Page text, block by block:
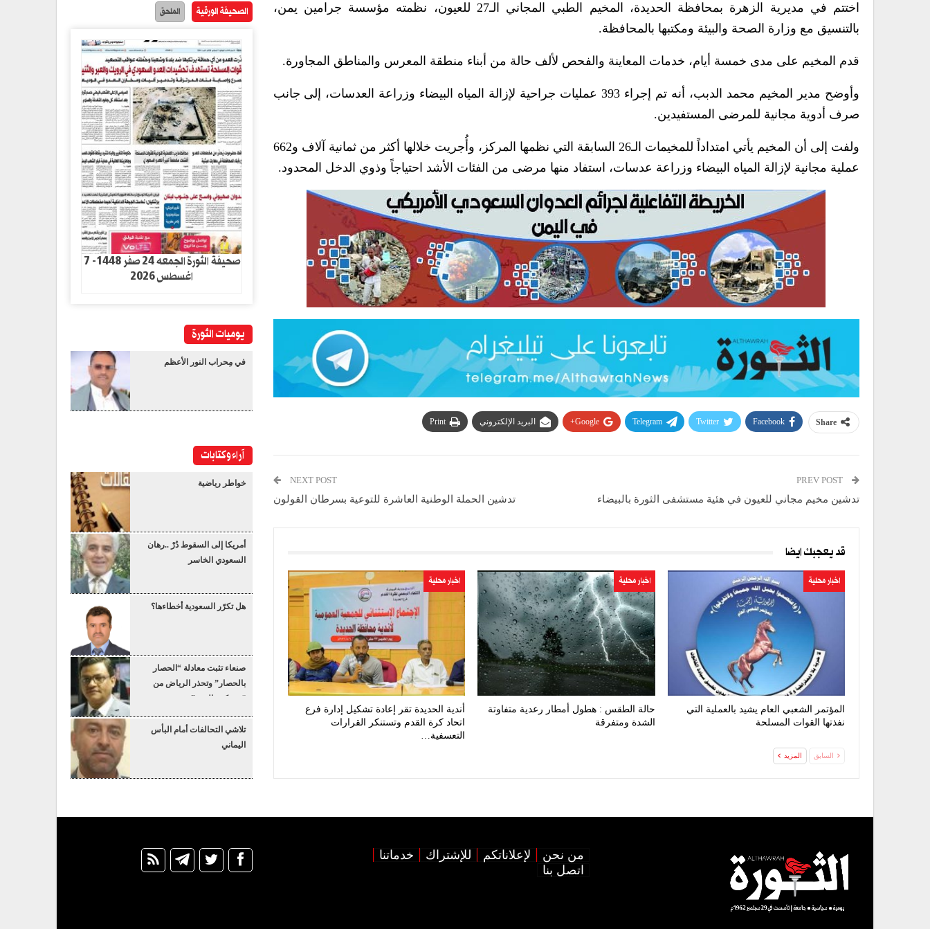
اختتم في مديرية الزهرة بمحافظة الحديدة، المخيم الطبي المجاني الـ27 للعيون، نظمته مؤسسة جرامين يمن،
بالتنسيق مع وزارة الصحة والبيئة ومكتبها بالمحافظة.
قدم المخيم على مدى خمسة أيام، خدمات المعاينة والفحص لألف حالة من أبناء منطقة المعرس والمناطق المجاورة.
وأوضح مدير المخيم محمد الدبب، أنه تم إجراء 393 عمليات جراحية لإزالة المياه البيضاء وزراعة العدسات، إلى جانب
صرف أدوية مجانية للمرضى المستفيدين.
ولفت إلى أن المخيم يأتي امتداداً للمخيمات الـ26 السابقة التي نظمها المركز، وأُجريت خلالها أكثر من ثمانية آلاف و662
عملية مجانية لإزالة المياه البيضاء وزراعة عدسات، استفاد منها مرضى من الفئات الأشد احتياجاً وذوي الدخل المحدود.
Share
Facebook
Twitter
Telegram
Google+ البريد الإلكتروني Print
تدشين مخيم مجاني للعيون في هئية مستشفى الثورة بالبيضاء
NEXT POST
تدشين الحملة الوطنية العاشرة للتوعية بسرطان القولون
قد يعجبك ايضا
اخبار محلية
المؤتمر الشعبي العام يشيد بالعملية التي
نفذتها القوات المسلحة
اخبار محلية
حالة الطقس : هطول أمطار رعدية متفاوتة
الشدة ومتفرقة
اخبار محلية
أندية الحديدة تقر إعادة تشكيل إدارة فرع
اتحاد كرة القدم وتستنكر القرارات
التعسفية…
السابق المزيد
الصحيفة الورقية الملحق
صحيفة الثورة الجمعه 24 صفر 1448- 7
اغسطس 2026
يوميات الثورة
في مِحراب النور الأعظم
آراء وكتابات
خواطر رياضية
أمريكا إلى السقوط دُرْ ..رهان
السعودي الخاسر
هل تكرّر السعودية أخطاءها؟
صنعاء تثبت معادلة “الحصار
بالحصار” وتحذر الرياض من
“عسكرة البحر”
تلاشي التحالفات أمام البأس
اليماني
من نحن لإعلاناتكم للإشتراك
خدماتنا
اتصل بنا